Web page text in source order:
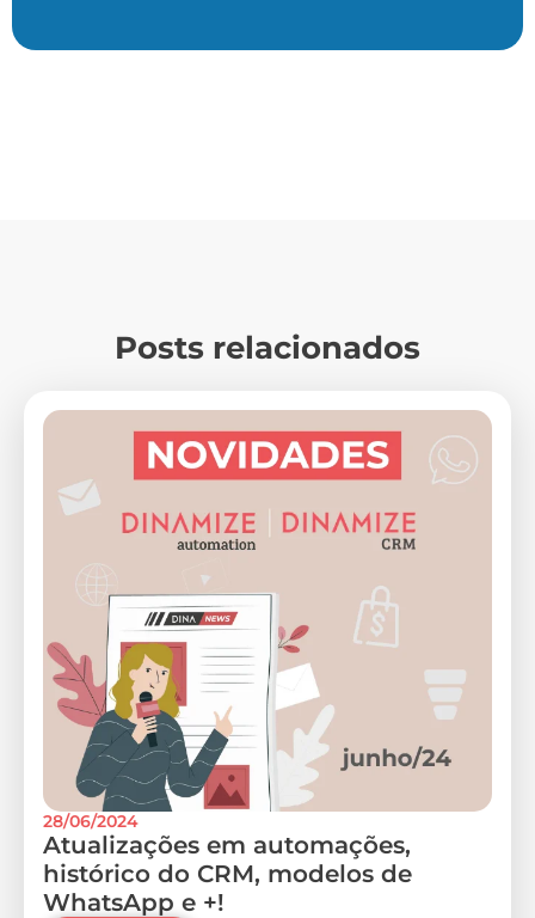
Posts relacionados
28/06/2024
Atualizações em automações,
histórico do CRM, modelos de
WhatsApp e +!